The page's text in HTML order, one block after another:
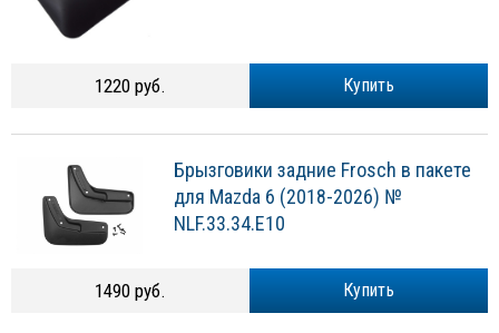
Купить
1220 руб.
Брызговики задние Frosch в пакете
для Mazda 6 (2018-2026) №
NLF.33.34.E10
Купить
1490 руб.